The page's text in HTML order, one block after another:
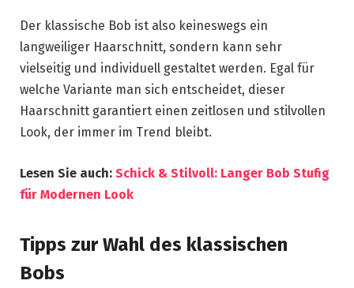
Der klassische Bob ist also keineswegs ein
langweiliger Haarschnitt, sondern kann sehr
vielseitig und individuell gestaltet werden. Egal für
welche Variante man sich entscheidet, dieser
Haarschnitt garantiert einen zeitlosen und stilvollen
Look, der immer im Trend bleibt.
Lesen Sie auch: Schick & Stilvoll: Langer Bob Stufig
für Modernen Look
Tipps zur Wahl des klassischen
Bobs